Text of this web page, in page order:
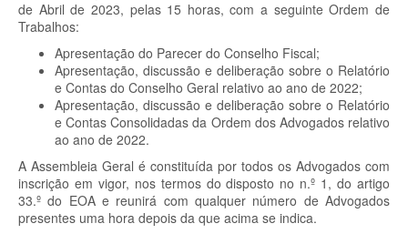
de Abril de 2023, pelas 15 horas, com a seguinte Ordem de
Trabalhos:
Apresentação do Parecer do Conselho Fiscal;
Apresentação, discussão e deliberação sobre o Relatório
e Contas do Conselho Geral relativo ao ano de 2022;
Apresentação, discussão e deliberação sobre o Relatório
e Contas Consolidadas da Ordem dos Advogados relativo
ao ano de 2022.
A Assembleia Geral é constituída por todos os Advogados com
inscrição em vigor, nos termos do disposto no n.º 1, do artigo
33.º do EOA e reunirá com qualquer número de Advogados
presentes uma hora depois da que acima se indica.